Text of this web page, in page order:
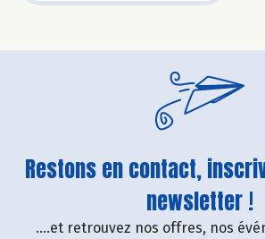
Restons en contact,
newsletter !
....et retrouvez nos offres, nos